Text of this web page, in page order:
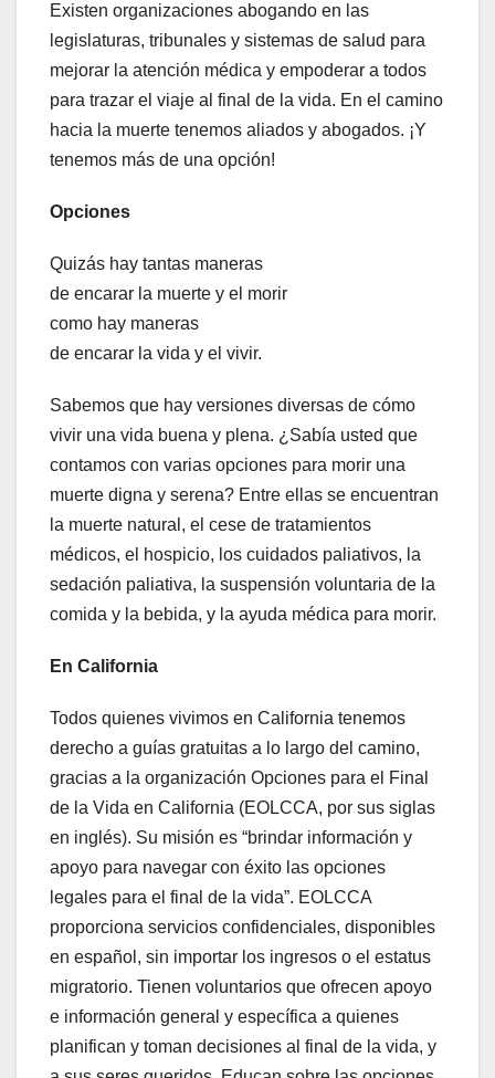
Existen organizaciones abogando en las
legislaturas, tribunales y sistemas de salud para
mejorar la atención médica y empoderar a todos
para trazar el viaje al final de la vida. En el camino
hacia la muerte tenemos aliados y abogados. ¡Y
tenemos más de una opción!
Opciones
Quizás hay tantas maneras
de encarar la muerte y el morir
como hay maneras
de encarar la vida y el vivir.
Sabemos que hay versiones diversas de cómo
vivir una vida buena y plena. ¿Sabía usted que
contamos con varias opciones para morir una
muerte digna y serena? Entre ellas se encuentran
la muerte natural, el cese de tratamientos
médicos, el hospicio, los cuidados paliativos, la
sedación paliativa, la suspensión voluntaria de la
comida y la bebida, y la ayuda médica para morir.
En California
Todos quienes vivimos en California tenemos
derecho a guías gratuitas a lo largo del camino,
gracias a la organización Opciones para el Final
de la Vida en California (EOLCCA, por sus siglas
en inglés). Su misión es “brindar información y
apoyo para navegar con éxito las opciones
legales para el final de la vida”. EOLCCA
proporciona servicios confidenciales, disponibles
en español, sin importar los ingresos o el estatus
migratorio. Tienen voluntarios que ofrecen apoyo
e información general y específica a quienes
planifican y toman decisiones al final de la vida, y